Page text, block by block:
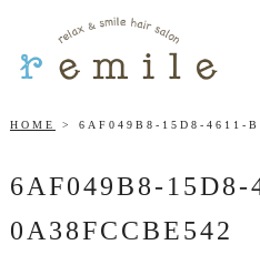
HOME 6AF049B8-15D8-4611-
6AF049B8-15D8-
0A38FCCBE542